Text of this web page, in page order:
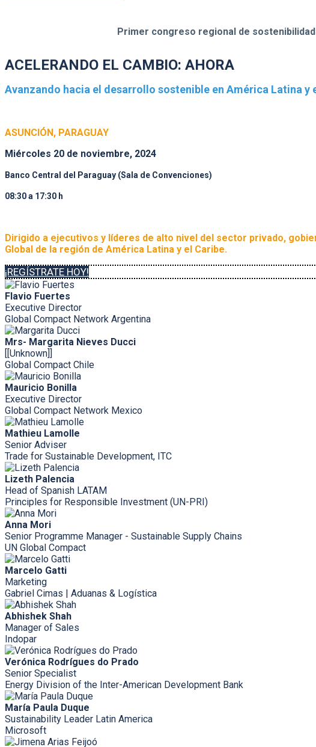
Primer congreso regional de
ACELERANDO EL CAMBIO: AHORA
Avanzando hacia el desarrollo sostenible en América Latina y
ASUNCIÓN, PARAGUAY
Miércoles 20 de noviembre, 2024
Banco Central del Paraguay (Sala de Convenciones)
08:30 a 17:30 h
Dirigido a ejecutivos y líderes de alto nivel del sector privado,
Global de la región de América Latina y el Caribe.
¡REGÍSTRATE HOY!
Flavio Fuertes
Executive Director
Global Compact Network Argentina
Mrs- Margarita Nieves Ducci
[[Unknown]]
Global Compact Chile
Mauricio Bonilla
Executive Director
Global Compact Network Mexico
Mathieu Lamolle
Senior Adviser
Trade for Sustainable Development, ITC
Lizeth Palencia
Head of Spanish LATAM
Principles for Responsible Investment (UN-PRI)
Anna Mori
Senior Programme Manager - Sustainable Supply Chains
UN Global Compact
Marcelo Gatti
Marketing
Gabriel Cimas | Aduanas & Logística
Abhishek Shah
Manager of Sales
Indopar
Verónica Rodrígues do Prado
Senior Specialist
Energy Division of the Inter-American Development Bank
María Paula Duque
Sustainability Leader Latin America
Microsoft